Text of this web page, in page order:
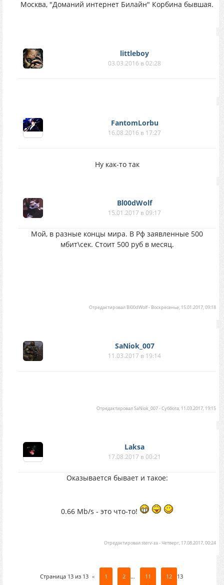
Москва, "Доманий интернет Билайн" Корбина бывшая.
littleboy
03.03.2016 в 02:28
FantomLorbu
16.08.2016 в 17:27
Ну как-то так
Bl00dWolf
15.01.2017 в 09:17
Мой, в разные концы мира. В Рф заявленные 500
мбит\сек. Стоит 500 руб в месяц.
Отредактировал Bl00dWolf- Воскресенье, 15.01.2017, 09:18
SaNiok_007
11.03.2017 в 19:14
ОтредактировалSaNiok_007-Суббота, 11.03.2017, 19:15
Laksa
17.08.2017 в 00:21
Оказывается бывает и такое:
0.66 Mb/s - это что-то!
Отредактировалsterv-za-Четверг, 17.08.2017, 00:24
Страница 13из 13 « 1 2 … 11 12 13